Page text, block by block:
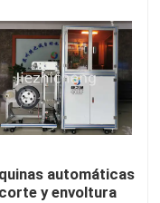
la máquina
automáticas
y envoltura